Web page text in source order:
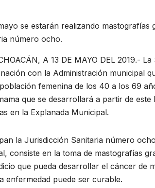
se estarán realizando mastografías
número ocho.
A 13 DE MAYO DEL 2019.-
con la Administración municipal
femenina de los 40 a los 69
que se desarrollará a partir de
en la Explanada Municipal.
la Jurisdicción Sanitaria número
consiste en la toma de mastografías
que pueda desarrollar el cáncer de
enfermedad puede ser curable.